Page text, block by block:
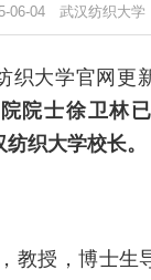
06-04 武汉纺织大学
大学官网更
院士徐卫林
织大学校长。
授，博士生